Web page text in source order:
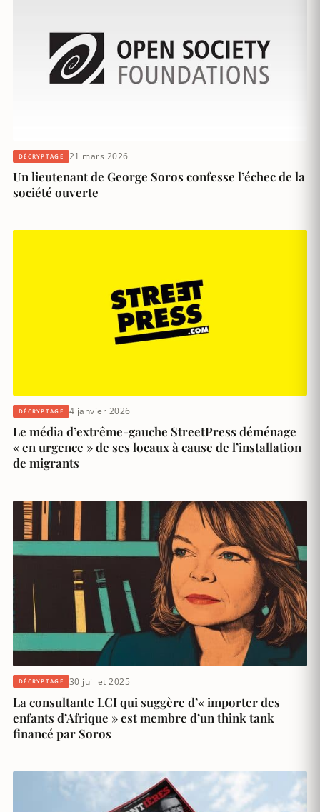
DÉCRYPTAGE 21 mars 2026
Un lieutenant de George Soros confesse l’échec de la
société ouverte
DÉCRYPTAGE 4 janvier 2026
Le média d’extrême-gauche StreetPress déménage
« en urgence » de ses locaux à cause de l’installation
de migrants
DÉCRYPTAGE 30 juillet 2025
La consultante LCI qui suggère d’« importer des
enfants d’Afrique » est membre d’un think tank
financé par Soros